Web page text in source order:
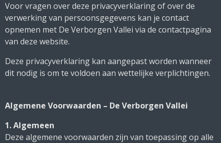
Voor vragen over deze privacyverklaring of over de
verwerking van persoonsgegevens kan je contact
opnemen met De Verborgen Vallei via de contactpagina
van deze website.
Deze privacyverklaring kan aangepast worden wanneer
dit nodig is om te voldoen aan wettelijke verplichtingen.
Algemene Voorwaarden – De Verborgen Vallei
1. Algemeen
Deze algemene voorwaarden zijn van toepassing op alle